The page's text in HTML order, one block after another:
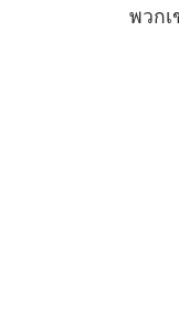
พวก